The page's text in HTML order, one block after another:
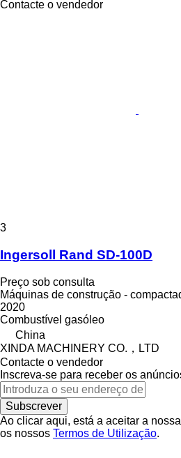
Contacte o vendedor
3
Ingersoll Rand SD-100D
Preço sob consulta
Máquinas de construção -
2020
Combustível gasóleo
China
XINDA MACHINERY CO.，LTD
Contacte o vendedor
Inscreva-se para receber os
Subscrever
Ao clicar aqui, está a aceitar a nossa
os nossos Termos de Utilização.